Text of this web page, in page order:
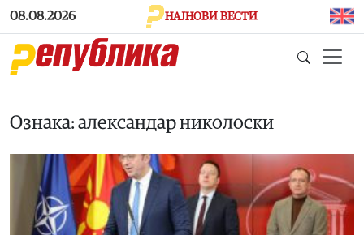
Skip to main content
08.08.2026 НАЈНОВИ ВЕСТИ
Ознака: александар николоски